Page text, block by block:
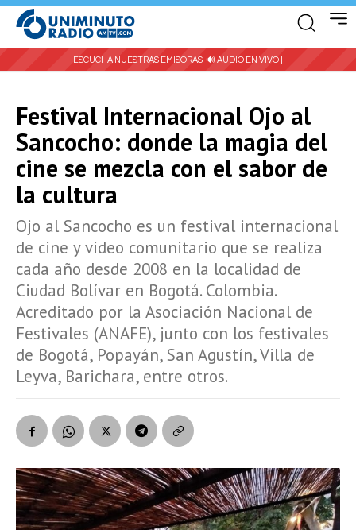
ESCUCHA NUESTRAS EMISORAS: 🔊 AUDIO EN VIVO |
Festival Internacional Ojo al
Sancocho: donde la magia del
cine se mezcla con el sabor de
la cultura
Ojo al Sancocho es un festival internacional
de cine y video comunitario que se realiza
cada año desde 2008 en la localidad de
Ciudad Bolívar en Bogotá. Colombia.
Acreditado por la Asociación Nacional de
Festivales (ANAFE​), junto con los festivales
de Bogotá, Popayán, San Agustín, Villa de
Leyva, Barichara, entre otros.